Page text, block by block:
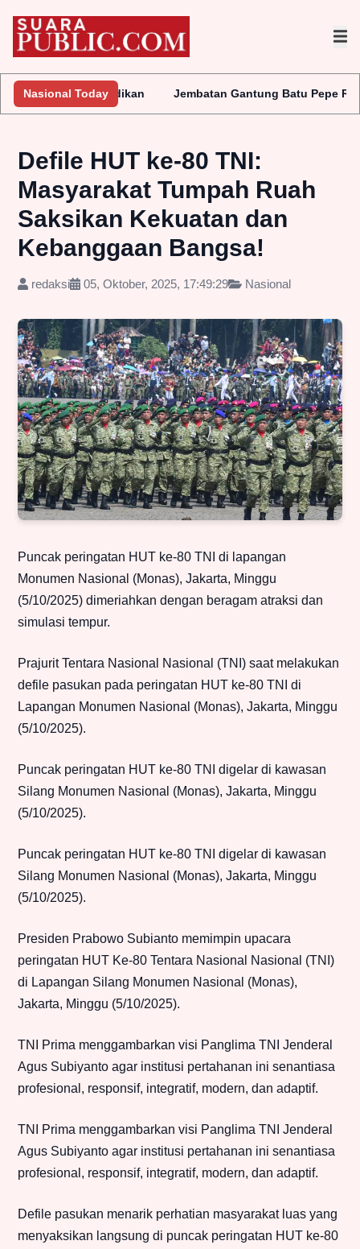
Nasional TodayJembatan Gantung Batu Pepe Rp10 Miliar Terus
Defile HUT ke-80 TNI:
Masyarakat Tumpah Ruah
Saksikan Kekuatan dan
Kebanggaan Bangsa!
redaksi 05, Oktober, 2025, 17:49:29 Nasional
Puncak peringatan HUT ke-80 TNI di lapangan
Monumen Nasional (Monas), Jakarta, Minggu
(5/10/2025) dimeriahkan dengan beragam atraksi dan
simulasi tempur.
Prajurit Tentara Nasional Nasional (TNI) saat melakukan
defile pasukan pada peringatan HUT ke-80 TNI di
Lapangan Monumen Nasional (Monas), Jakarta, Minggu
(5/10/2025).
Puncak peringatan HUT ke-80 TNI digelar di kawasan
Silang Monumen Nasional (Monas), Jakarta, Minggu
(5/10/2025).
Puncak peringatan HUT ke-80 TNI digelar di kawasan
Silang Monumen Nasional (Monas), Jakarta, Minggu
(5/10/2025).
Presiden Prabowo Subianto memimpin upacara
peringatan HUT Ke-80 Tentara Nasional Nasional (TNI)
di Lapangan Silang Monumen Nasional (Monas),
Jakarta, Minggu (5/10/2025).
TNI Prima menggambarkan visi Panglima TNI Jenderal
Agus Subiyanto agar institusi pertahanan ini senantiasa
profesional, responsif, integratif, modern, dan adaptif.
TNI Prima menggambarkan visi Panglima TNI Jenderal
Agus Subiyanto agar institusi pertahanan ini senantiasa
profesional, responsif, integratif, modern, dan adaptif.
Defile pasukan menarik perhatian masyarakat luas yang
menyaksikan langsung di puncak peringatan HUT ke-80